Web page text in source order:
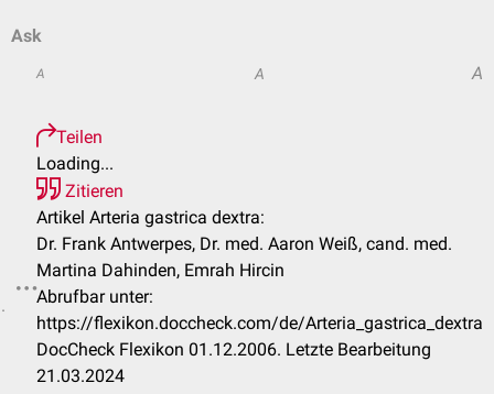
Ask
A A A
Teilen
Loading...
Zitieren
Artikel Arteria gastrica dextra:
Dr. Frank Antwerpes, Dr. med. Aaron Weiß, cand. med.
Martina Dahinden, Emrah Hircin
Abrufbar unter:
https://flexikon.doccheck.com/de/Arteria_gastrica_dextra
DocCheck Flexikon 01.12.2006. Letzte Bearbeitung
21.03.2024